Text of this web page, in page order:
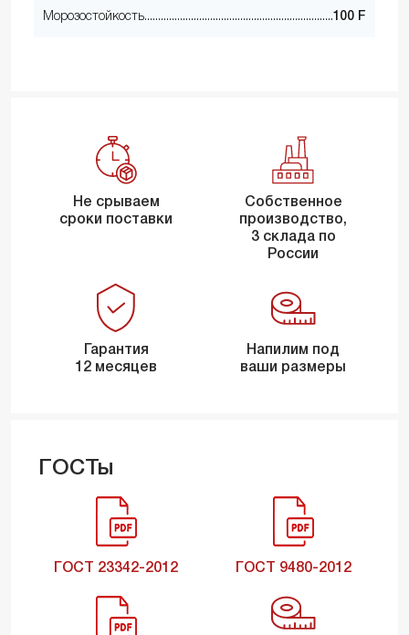
Морозостойкость 100 F
Не срываем
сроки поставки
Собственное
производство,
3 склада по
России
Гарантия
12 месяцев
Напилим под
ваши размеры
ГОСТы
ГОСТ 23342-2012 ГОСТ 9480-2012